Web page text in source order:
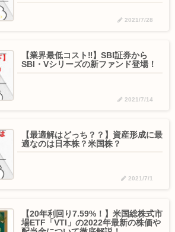
2021/7/28
【業界最低コスト‼️】SBI証券から
SBI・Vシリーズの新ファンド登場！
2021/7/14
【最適解はどっち？？】資産形成に最
適なのは日本株？米国株？
2021/7/1
【20年利回り7.59%！】米国総株式市
場ETF「VTI」の2022年最新の株価や